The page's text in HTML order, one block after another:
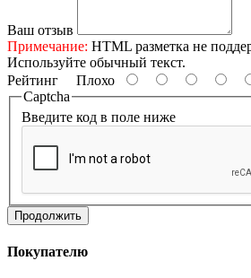
Ваш отзыв
Примечание: HTML разметка не
Используйте обычный текст.
Рейтинг Плохо
Captcha
Введите код в поле ниже
Продолжить
Покупателю